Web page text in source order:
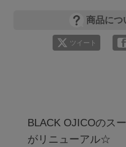
商品につ
ツイート
BLACK OJICOのス
がリニューアル☆